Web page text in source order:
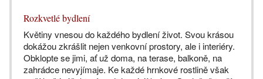
Rozkvetlé bydlení
Květiny vnesou do každého bydlení život. Svou krásou
dokážou zkrášlit nejen venkovní prostory, ale i interiéry.
Obklopte se jimi, ať už doma, na terase, balkoně, na
zahrádce nevyjímaje. Ke každé hrnkové rostlině však